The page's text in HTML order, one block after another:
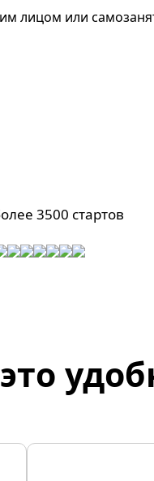
лицом или
3500 стартов